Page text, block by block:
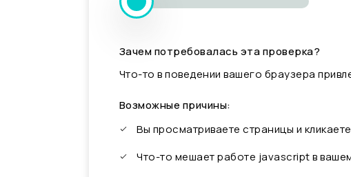
Зачем потребовалась эта проверка?
Что-то в поведении вашего браузера
Возможные причины:
Вы просматриваете страницы и
Что-то мешает работе javascript в